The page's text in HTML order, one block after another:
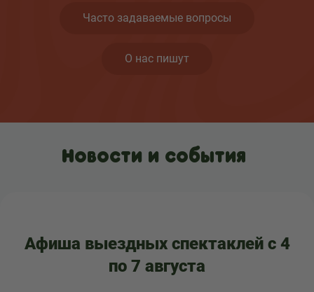
Часто задаваемые вопросы
О нас пишут
Новости и события
Афиша выездных спектаклей с 4
по 7 августа